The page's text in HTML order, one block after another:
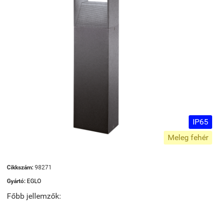
IP65
Meleg fehér
Cikkszám: 98271
Gyártó: EGLO
Főbb jellemzők: